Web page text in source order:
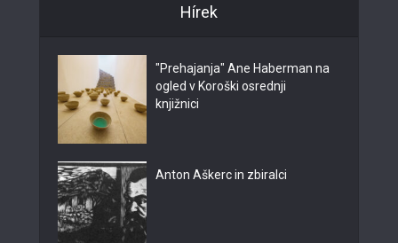
Hírek
"Prehajanja" Ane Haberman na
ogled v Koroški osrednji
knjižnici
Anton Aškerc in zbiralci